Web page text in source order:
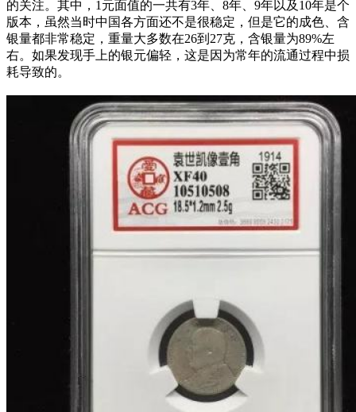
的关注。其中，1元面值的一共有3年、8年、9年以及10年是个
版本，虽然当时中国各方面还不是很稳定，但是它的成色、含
银量都非常稳定，重量大多数在26到27克，含银量为89%左
右。如果发现手上的银元偏轻，这是因为常年的流通过程中损
耗导致的。